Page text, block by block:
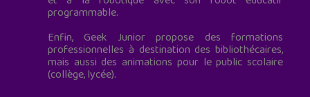
programmable.
Enfin, Geek Junior propose des formations
professionnelles à destination des bibliothécaires,
mais aussi des animations pour le public scolaire
(collège, lycée).